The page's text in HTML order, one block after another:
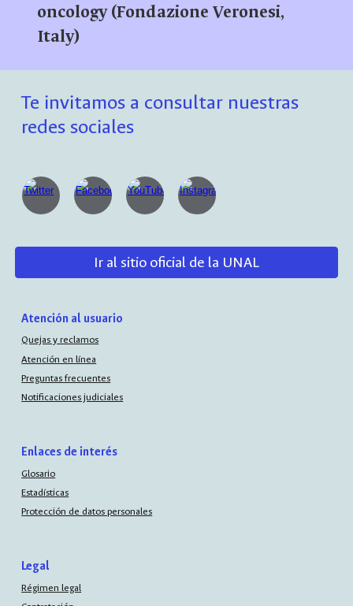
oncology (Fondazione Veronesi,
Italy)
Te invitamos a consultar nuestras
redes sociales
Ir al sitio oficial de la UNAL
Atención al usuario
Quejas y reclamos
Atención en línea
Preguntas frecuentes
Notificaciones judiciales
Enlaces de interés
Glosario
Estadísticas
Protección de datos personales
Legal
Régimen legal